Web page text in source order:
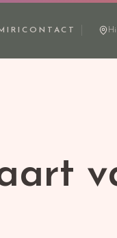
CONTACT